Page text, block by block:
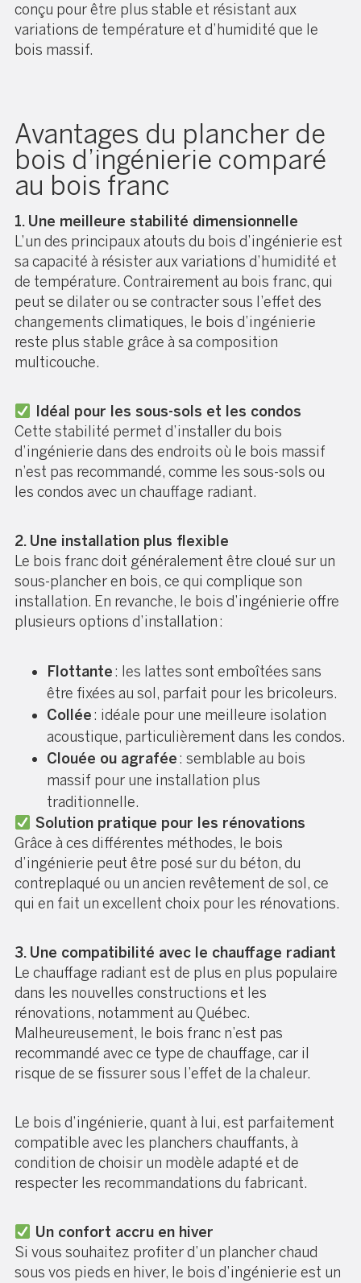
conçu pour être plus stable et résistant aux
variations de température et d’humidité que le
bois massif.
Avantages du plancher de
bois d’ingénierie comparé
au bois franc
1. Une meilleure stabilité dimensionnelle
L’un des principaux atouts du bois d’ingénierie est
sa capacité à résister aux variations d’humidité et
de température. Contrairement au bois franc, qui
peut se dilater ou se contracter sous l’effet des
changements climatiques, le bois d’ingénierie
reste plus stable grâce à sa composition
multicouche.
Idéal pour les sous-sols et les condos
Cette stabilité permet d’installer du bois
d’ingénierie dans des endroits où le bois massif
n’est pas recommandé, comme les sous-sols ou
les condos avec un chauffage radiant.
2. Une installation plus flexible
Le bois franc doit généralement être cloué sur un
sous-plancher en bois, ce qui complique son
installation. En revanche, le bois d’ingénierie offre
plusieurs options d’installation :
Flottante: les lattes sont emboîtées sans
être fixées au sol, parfait pour les bricoleurs.
Collée: idéale pour une meilleure isolation
acoustique, particulièrement dans les condos.
Clouée ou agrafée: semblable au bois
massif pour une installation plus
traditionnelle.
Solution pratique pour les rénovations
Grâce à ces différentes méthodes, le bois
d’ingénierie peut être posé sur du béton, du
contreplaqué ou un ancien revêtement de sol, ce
qui en fait un excellent choix pour les rénovations.
3. Une compatibilité avec le chauffage radiant
Le chauffage radiant est de plus en plus populaire
dans les nouvelles constructions et les
rénovations, notamment au Québec.
Malheureusement, le bois franc n’est pas
recommandé avec ce type de chauffage, car il
risque de se fissurer sous l’effet de la chaleur.
Le bois d’ingénierie, quant à lui, est parfaitement
compatible avec les planchers chauffants, à
condition de choisir un modèle adapté et de
respecter les recommandations du fabricant.
Un confort accru en hiver
Si vous souhaitez profiter d’un plancher chaud
sous vos pieds en hiver, le bois d’ingénierie est un